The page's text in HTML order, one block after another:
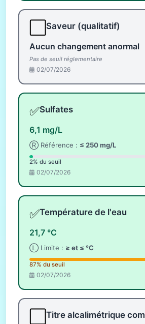
Saveur (qualitatif)
Aucun changement anormal
Pas de seuil réglementaire
02/07/2026
✅Sulfates
6,1 mg/L
Ⓡ Référence : ≤ 250 mg/L
2% du seuil
02/07/2026
✅Température de l'eau
21,7 °C
Ⓛ Limite : ≥ et ≤ °C
87% du seuil
02/07/2026
Titre alcalimétrique